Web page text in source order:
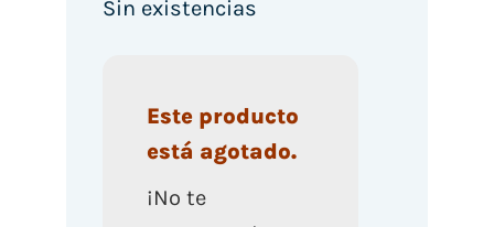
Sin existencias
Este producto
está agotado.
¡No te